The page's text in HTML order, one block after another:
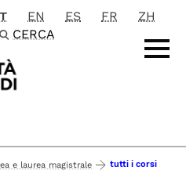
principale
EN ES FR
ZH
CERCA
e laurea magistrale tutti i corsi